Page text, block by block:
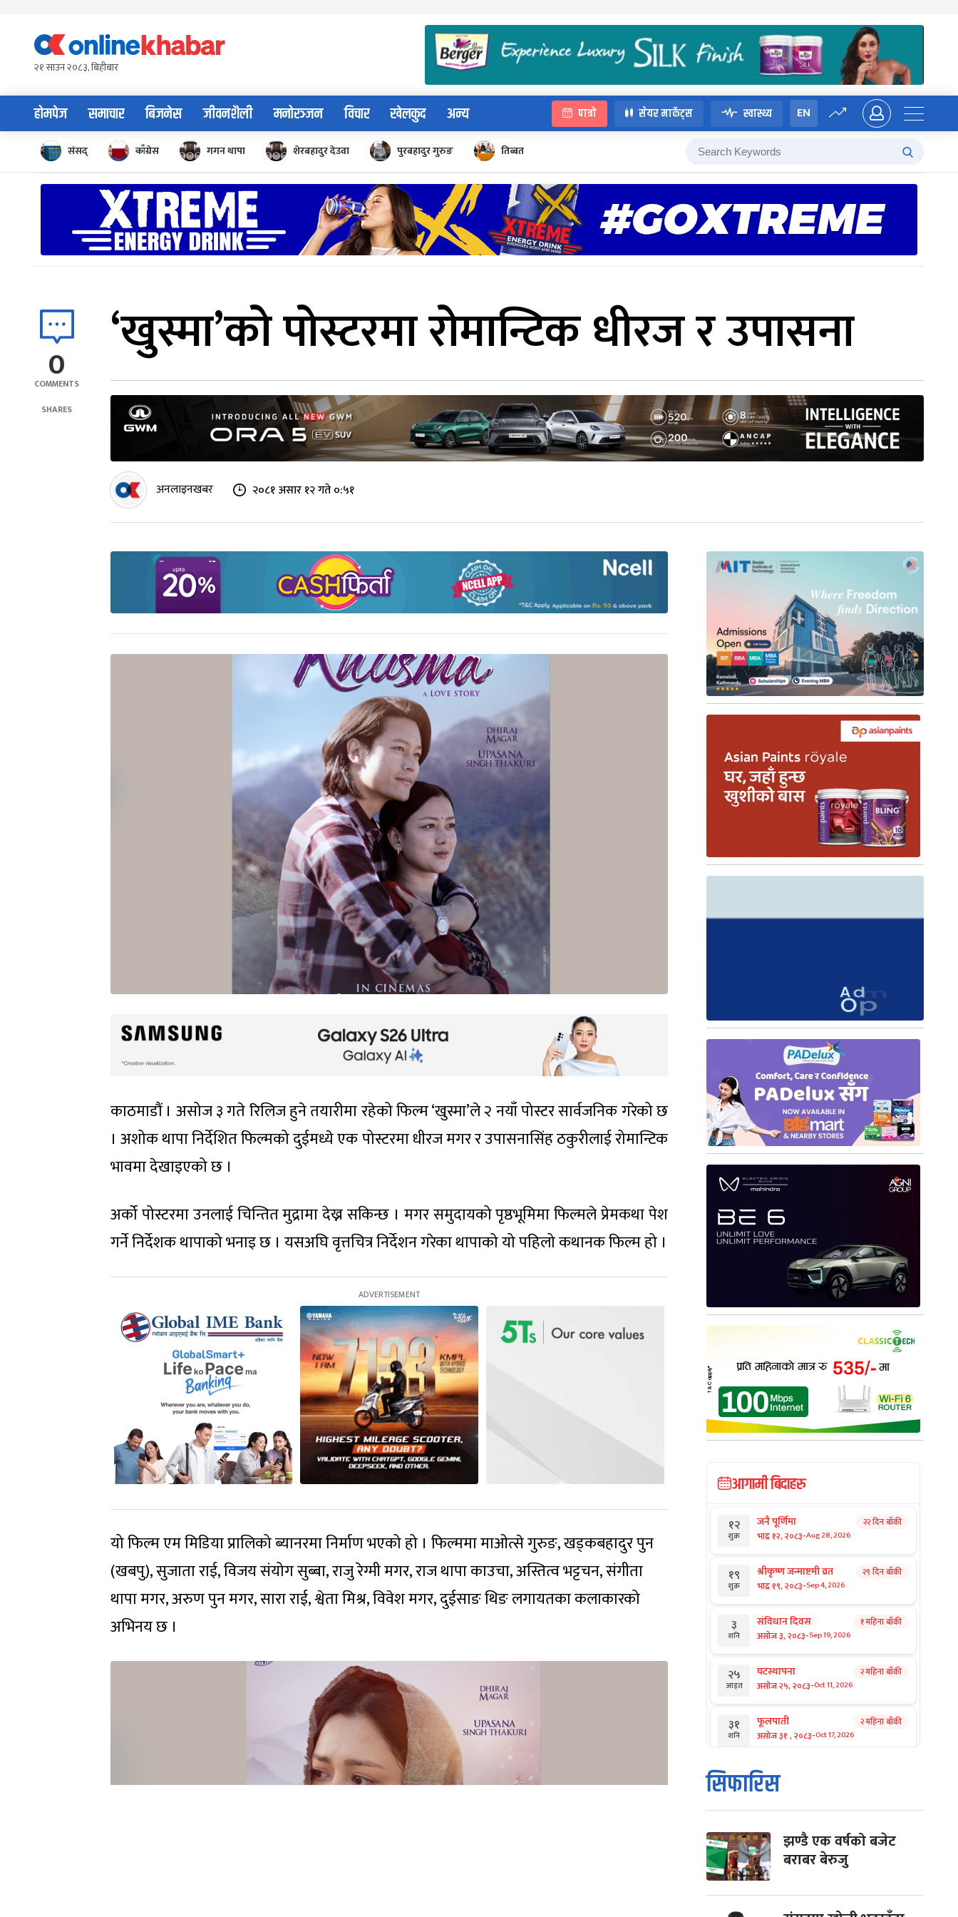
content२१ साउन २०८३, बिहीबार
होमपेज समाचार बिजनेस जीवनशैली मनोरञ्जन विचार खेलकुद अन्य पात्रो सेयर मार्केट्स स्वास्थ्य EN
संसद् काँग्रेस गगन थापा शेरबहादुर देउवा पुरबहादुर गुरुङ तिब्बत
0
COMMENTS
SHARES
‘खुस्मा’को पोस्टरमा रोमान्टिक धीरज र उपासना
अनलाइनखबर २०८१ असार १२ गते ०:५१
काठमाडौं । असोज ३ गते रिलिज हुने तयारीमा रहेको फिल्म ‘खुस्मा’ले २ नयाँ पोस्टर सार्वजनिक गरेको छ
। अशोक थापा निर्देशित फिल्मको दुईमध्ये एक पोस्टरमा धीरज मगर र उपासनासिंह ठकुरीलाई रोमान्टिक
भावमा देखाइएको छ ।
अर्को पोस्टरमा उनलाई चिन्तित मुद्रामा देख्न सकिन्छ । मगर समुदायको पृष्ठभूमिमा फिल्मले प्रेमकथा पेश
गर्ने निर्देशक थापाको भनाइ छ । यसअघि वृत्तचित्र निर्देशन गरेका थापाको यो पहिलो कथानक फिल्म हो ।
यो फिल्म एम मिडिया प्रालिको ब्यानरमा निर्माण भएको हो । फिल्ममा माओत्से गुरुङ, खड्कबहादुर पुन
(खबपु), सुजाता राई, विजय संयोग सुब्बा, राजु रेग्मी मगर, राज थापा काउचा, अस्तित्व भट्टचन, संगीता
थापा मगर, अरुण पुन मगर, सारा राई, श्वेता मिश्र, विवेश मगर, दुईसाङ थिङ लगायतका कलाकारको
अभिनय छ ।
आगामी बिदाहरु
१२
शुक्र
जनै पूर्णिमा
भाद्र १२, २०८३-Aug 28, 2026
२२ दिन बाँकी
१९
शुक्र
श्रीकृष्ण जन्माष्टमी व्रत
भाद्र १९, २०८३-Sep 4, 2026
२९ दिन बाँकी
३
शनि
संविधान दिवस
असोज ३, २०८३-Sep 19, 2026
१ महिना बाँकी
२५
आइत
घटस्थापना
असोज २५, २०८३-Oct 11, 2026
२ महिना बाँकी
३१
शनि
फूलपाती
असोज ३१ , २०८३-Oct 17, 2026
२ महिना बाँकी
१
आइत
कार्तिक सङ्क्रान्ति
कार्तिक १, २०८३
मंगल कार्तिक ३, २०८३ -Oct 20, 2026
४ विजयादशमी
कार्तिक ४, २०८३
सिफारिस
झण्डै एक वर्षको बजेट
बराबर बेरुजु